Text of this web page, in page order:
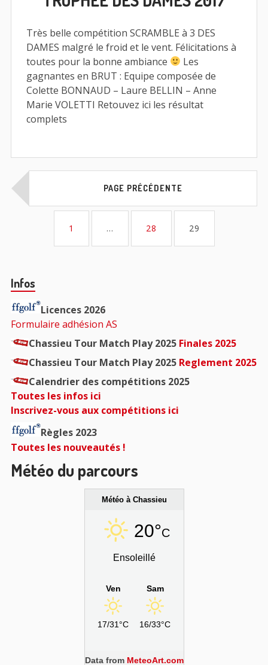
Très belle compétition SCRAMBLE à 3 DES
DAMES malgré le froid et le vent. Félicitations à
toutes pour la bonne ambiance
Les
gagnantes en BRUT : Equipe composée de
Colette BONNAUD – Laure BELLIN – Anne
Marie VOLETTI Retouvez ici les résultat
complets
Pagination
des
publications
PAGE PRÉCÉDENTE
PAGE
1 … PAGE
28 PAGE
29
Barre
principale
Infos
Licences 2026
Formulaire adhésion AS
Chassieu Tour Match Play 2025 Finales 2025
Chassieu Tour Match Play 2025 Reglement 2025
Calendrier des compétitions 2025
Toutes les infos ici
Inscrivez-vous aux compétitions ici
Règles 2023
Toutes les nouveautés !
Météo du parcours
Météo à Chassieu
20°C
Ensoleillé
Ven
17/31°C
Sam
16/33°C
Data from MeteoArt.com